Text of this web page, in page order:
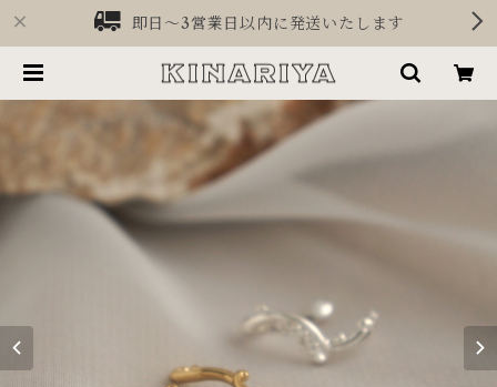
即日〜3営業日以内に発送いたします